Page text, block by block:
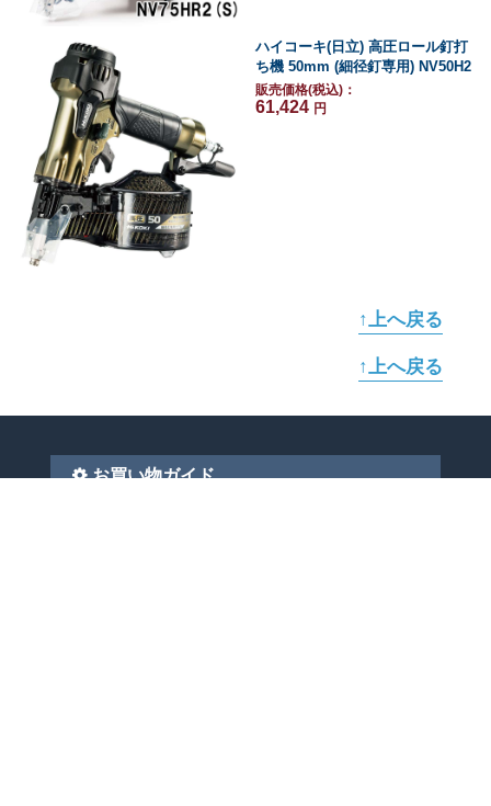
ハイコーキ(日立) 高圧ロール釘打
ち機 50mm (細径釘専用) NV50H2
販売価格(税込)：
61,424 円
↑上へ戻る
↑上へ戻る
お買い物ガイド